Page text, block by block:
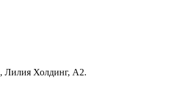
Лилия Холдинг, А2.